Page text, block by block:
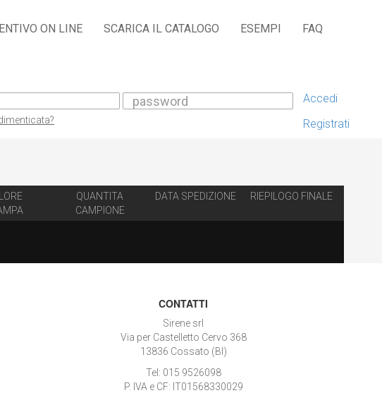
ON LINE SCARICA IL CATALOGO ESEMPI FAQ
Accedi
Registrati
QUANTITA
CAMPIONE
DATA SPEDIZIONE RIEPILOGO FINALE
CONTATTI
Sirene srl
Via per Castelletto Cervo 368
13836 Cossato (BI)
Tel: 015 9526098
P. IVA e CF: IT01568330029